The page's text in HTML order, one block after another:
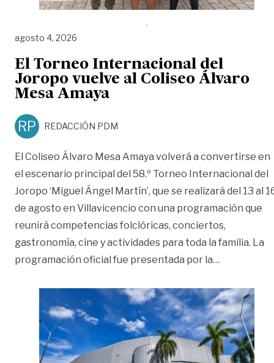
agosto 4, 2026
El Torneo Internacional del
Joropo vuelve al Coliseo Álvaro
Mesa Amaya
RP REDACCIÓN PDM
El Coliseo Álvaro Mesa Amaya volverá a convertirse en
el escenario principal del 58.º Torneo Internacional del
Joropo ‘Miguel Ángel Martín’, que se realizará del 13 al
de agosto en Villavicencio con una programación que
reunirá competencias folclóricas, conciertos,
gastronomía, cine y actividades para toda la familia. La
programación oficial fue presentada por la…